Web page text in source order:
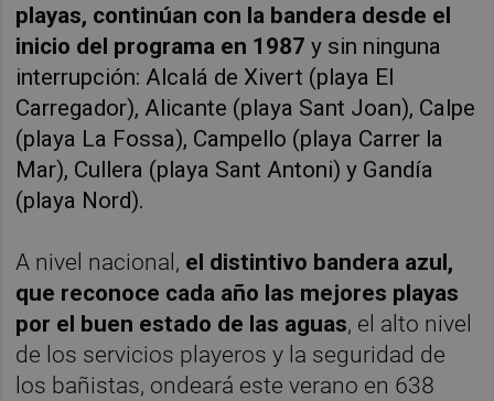
playas, continúan con la bandera desde el
inicio del programa en 1987 y sin ninguna
interrupción: Alcalá de Xivert (playa El
Carregador), Alicante (playa Sant Joan), Calpe
(playa La Fossa), Campello (playa Carrer la
Mar), Cullera (playa Sant Antoni) y Gandía
(playa Nord).
A nivel nacional, el distintivo bandera azul,
que reconoce cada año las mejores playas
por el buen estado de las aguas, el alto nivel
de los servicios playeros y la seguridad de
los bañistas, ondeará este verano en 638